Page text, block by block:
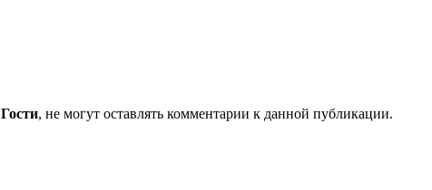
Гости, не могут оставлять комментарии к данной публикации.